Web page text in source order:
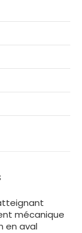
mécanique
en aval